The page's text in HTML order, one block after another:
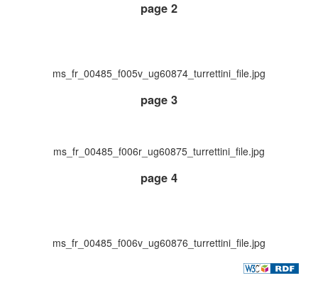
page 2
ms_fr_00485_f005v_ug60874_turrettini_file.jpg
page 3
ms_fr_00485_f006r_ug60875_turrettini_file.jpg
page 4
ms_fr_00485_f006v_ug60876_turrettini_file.jpg